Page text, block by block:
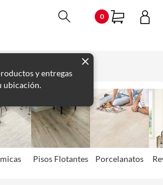
0
y entregas
ubicación.
Pisos Flotantes Porcelanatos